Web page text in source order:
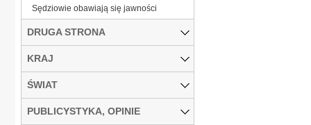
Sędziowie obawiają się jawności
DRUGA STRONA
KRAJ
ŚWIAT
PUBLICYSTYKA, OPINIE